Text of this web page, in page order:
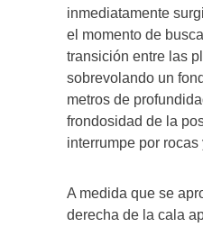
inmediatamente
el momento de
transición entre las
sobrevolando un
metros de
frondosidad de la
interrumpe por
A medida que se
derecha de la cala